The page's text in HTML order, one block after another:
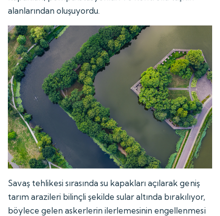
alanlarından oluşuyordu.
Savaş tehlikesi sırasında su kapakları açılarak geniş
tarım arazileri bilinçli şekilde sular altında bırakılıyor,
böylece gelen askerlerin ilerlemesinin engellenmesi